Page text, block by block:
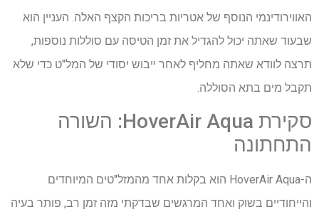
האווירודינמי הנוסף של אטריות בריכות הקצף האלה. העניין הוא
שבעוד שאתה יכול להגדיל את זמן הטיסה עם סוללות נוספות,
תרצה לוודא שאתה מחליף לאחר ייבוש יסודי של המל"ט כדי שלא
תקבל מים בתא הסוללה.
סקירת HoverAir Aqua: השורה
התחתונה
ה-HoverAir Aqua הוא בקלות אחד מהמזל"טים המיוחדים
והייחודיים בשוק ואחד המרגשים שבדקתי מזה זמן רב, פותר בעיה